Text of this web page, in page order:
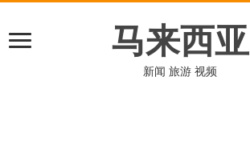
马来西亚
新闻 旅游 视频